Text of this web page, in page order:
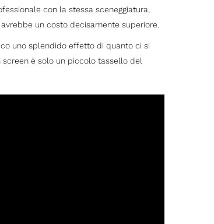
con la stessa sceneggiatura,
un costo decisamente superiore.
uno splendido effetto di quanto ci si
è solo un piccolo tassello del